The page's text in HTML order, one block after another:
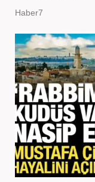
Haber7